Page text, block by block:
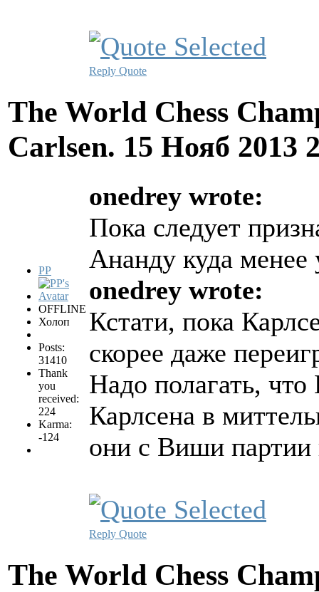
Reply Quote
The World Chess
Carlsen. 15 Нояб 2013
PP
OFFLINE
Холоп
Posts:
31410
Thank
you
received:
224
Karma:
-124
onedrey wrote:
Пока следует
Ананду куда менее
onedrey wrote:
Кстати, пока
скорее даже
Надо полагать, что
Карлсена в
они с Виши
Reply Quote
The World Chess